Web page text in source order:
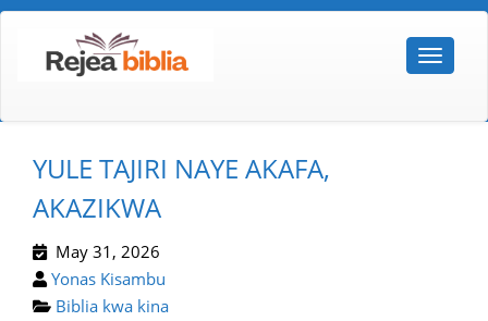
YULE TAJIRI NAYE AKAFA,
AKAZIKWA
May 31, 2026
Yonas Kisambu
Biblia kwa kina